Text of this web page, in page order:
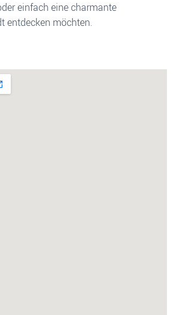
einfach eine charmante
entdecken möchten.